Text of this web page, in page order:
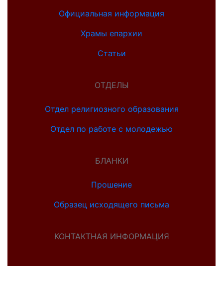
Официальная информация
Храмы епархии
Статьи
ОТДЕЛЫ
Отдел религиозного образования
Отдел по работе с молодежью
БЛАНКИ
Прошение
Образец исходящего письма
КОНТАКТНАЯ ИНФОРМАЦИЯ